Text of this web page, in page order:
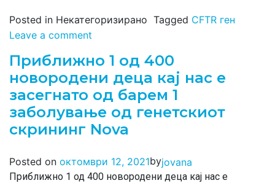
Posted in Некатегоризирано Tagged CFTR ген
Leave a comment
Приближно 1 од 400
новородени деца кај нас е
засегнато од барем 1
заболување од генетскиот
скрининг Nova
Posted on октомври 12, 2021byjovana
Приближно 1 од 400 новородени деца кај нас е